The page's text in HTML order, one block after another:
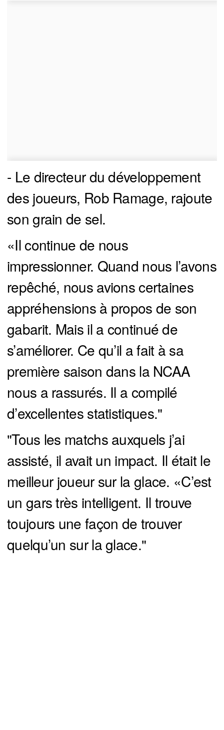
- Le directeur du développement
des joueurs, Rob Ramage, rajoute
son grain de sel.
«Il continue de nous
impressionner. Quand nous l’avons
repêché, nous avions certaines
appréhensions à propos de son
gabarit. Mais il a continué de
s’améliorer. Ce qu’il a fait à sa
première saison dans la NCAA
nous a rassurés. Il a compilé
d’excellentes statistiques."
"Tous les matchs auxquels j’ai
assisté, il avait un impact. Il était le
meilleur joueur sur la glace. «C’est
un gars très intelligent. Il trouve
toujours une façon de trouver
quelqu’un sur la glace."